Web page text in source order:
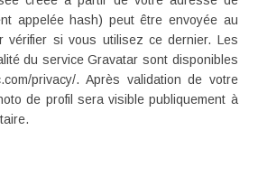
appelée hash) peut être envoyée au
vérifier si vous utilisez ce dernier. Les
du service Gravatar sont disponibles
privacy/. Après validation de votre
de profil sera visible publiquement à